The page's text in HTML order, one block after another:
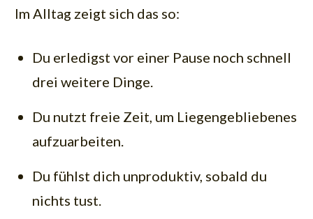
Im Alltag zeigt sich das so:
Du erledigst vor einer Pause noch schnell
drei weitere Dinge.
Du nutzt freie Zeit, um Liegengebliebenes
aufzuarbeiten.
Du fühlst dich unproduktiv, sobald du
nichts tust.